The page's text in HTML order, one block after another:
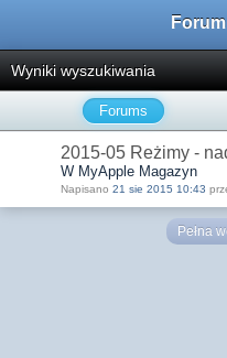
Wyniki wyszukiwania
Forums
2015-05 Reżimy -
W MyApple Magazyn
Napisano 21 sie 2015 10:43
Pełna